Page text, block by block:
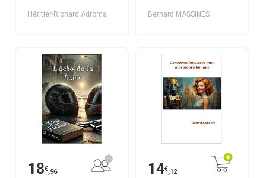
Héritier-Richard Adroma Bernard MASSINES
18€,96 14€,12